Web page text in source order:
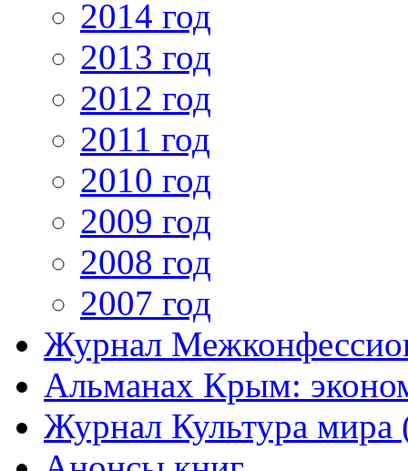
2014 год
2013 год
2012 год
2011 год
2010 год
2009 год
2008 год
2007 год
Журнал
Альманах Крым:
Журнал Культура